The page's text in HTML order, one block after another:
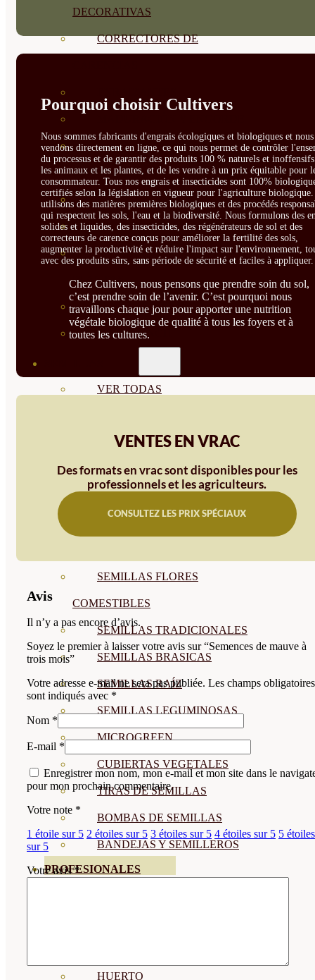
DECORATIVAS
CORRECTORES DE
REGENERADORES DEL
SUELO
ÁCIDOS HÚMICOS
MATERIAS PRIMAS
PROTECCIÓN CULTIVOS Y
PLANTAS
PLANTAS INTERIOR
GROWPUNCH
VER TODAS
HORTALIZA FRUTO
SEMILLAS HORTALIZA DE
HOJA
SEMILLAS FLORES
COMESTIBLES
SEMILLAS TRADICIONALES
SEMILLAS BRASICAS
SEMILLAS RAÍZ
SEMILLAS LEGUMINOSAS
MICROGREEN
CUBIERTAS VEGETALES
TIRAS DE SEMILLAS
BOMBAS DE SEMILLAS
BANDEJAS Y SEMILLEROS
PROFESIONALES
HUERTO
Pourquoi choisir Cultivers
Nous sommes fabricants d'engrais écologiques et biologiques et nous
vendons directement en ligne, ce qui nous permet de contrôler
du processus et de garantir des produits 100 % naturels et
les animaux et les plantes, et de les vendre à un prix équitable pour
consommateur. Tous nos engrais et insecticides sont 100%
certifiés selon la législation en vigueur pour l'agriculture biologique.
utilisons des matières premières biologiques et des procédés
qui respectent les sols, l'eau et la biodiversité. Nous formulons des
solides et liquides, des insecticides, des régénérateurs de sol et des
correcteurs de carence conçus pour améliorer la fertilité des sols,
augmenter la productivité et réduire l'impact sur l'environnement,
avec des produits sûrs, sans période de sécurité et faciles à appliquer.
Chez Cultivers, nous pensons que prendre soin du sol,
c’est prendre soin de l’avenir. C’est pourquoi nous
travaillons chaque jour pour apporter une nutrition
végétale biologique de qualité à tous les foyers et à
toutes les cultures.
VENTES EN VRAC
Des formats en vrac sont disponibles pour les
professionnels et les agriculteurs.
CONSULTEZ LES PRIX SPÉCIAUX
Avis
Il n’y a pas encore d’avis.
Soyez le premier à laisser votre avis sur “Semences de mauve à
trois mois”
Votre adresse e-mail ne sera pas publiée. Les champs obligatoires
sont indiqués avec *
Nom *
E-mail *
Enregistrer mon nom, mon e-mail et mon site dans le
pour mon prochain commentaire.
Votre note *
1 étoile sur 5 2 étoiles sur 5 3 étoiles sur 5 4 étoiles sur 5 5 étoiles
sur 5
Votre avis*